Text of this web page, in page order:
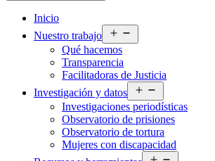
Inicio
Nuestro trabajo
el
Qué hacemos
Transparencia
Facilitadoras de Justicia
Investigación y datos
el
menú
Investigaciones periodísticas
Observatorio de prisiones
Observatorio de tortura
Mujeres con discapacidad